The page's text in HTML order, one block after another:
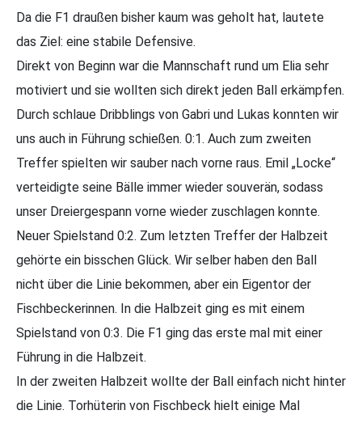
Da die F1 draußen bisher kaum was geholt hat, lautete
das Ziel: eine stabile Defensive.
Direkt von Beginn war die Mannschaft rund um Elia sehr
motiviert und sie wollten sich direkt jeden Ball erkämpfen.
Durch schlaue Dribblings von Gabri und Lukas konnten wir
uns auch in Führung schießen. 0:1. Auch zum zweiten
Treffer spielten wir sauber nach vorne raus. Emil „Locke“
verteidigte seine Bälle immer wieder souverän, sodass
unser Dreiergespann vorne wieder zuschlagen konnte.
Neuer Spielstand 0:2. Zum letzten Treffer der Halbzeit
gehörte ein bisschen Glück. Wir selber haben den Ball
nicht über die Linie bekommen, aber ein Eigentor der
Fischbeckerinnen. In die Halbzeit ging es mit einem
Spielstand von 0:3. Die F1 ging das erste mal mit einer
Führung in die Halbzeit.
In der zweiten Halbzeit wollte der Ball einfach nicht hinter
die Linie. Torhüterin von Fischbeck hielt einige Mal